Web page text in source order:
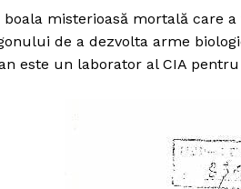
boala misterioasă mortală care
de a dezvolta arme
este un laborator al CIA